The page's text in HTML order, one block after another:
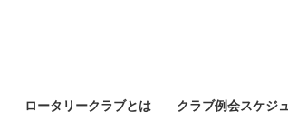
ロータリークラブとは クラブ例会スケジ